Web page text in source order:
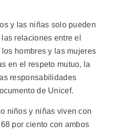
y las niñas solo pueden
relaciones entre el
hombres y las mujeres
en el respeto mutuo, la
responsabilidades
de Unicef.
niños y niñas viven con
por ciento con ambos